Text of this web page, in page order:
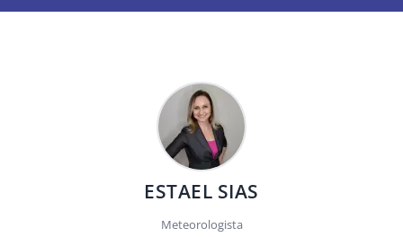
ESTAEL SIAS
Meteorologista